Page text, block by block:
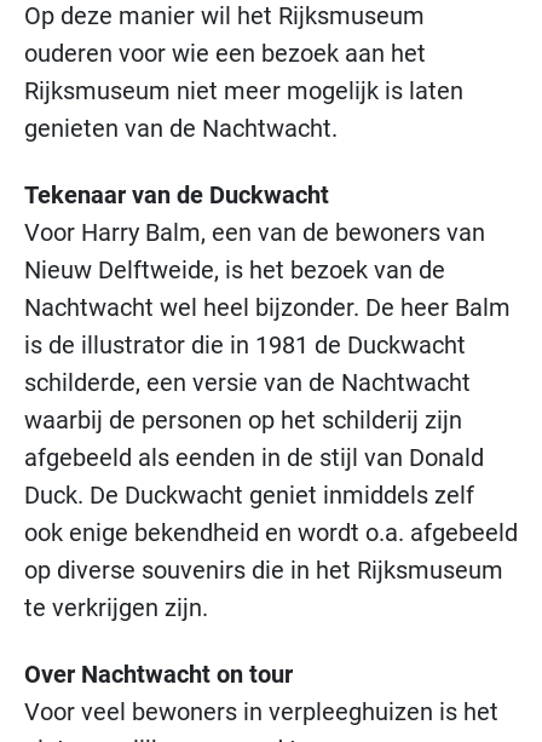
Op deze manier wil het Rijksmuseum
ouderen voor wie een bezoek aan het
Rijksmuseum niet meer mogelijk is laten
genieten van de Nachtwacht.
Tekenaar van de Duckwacht
Voor Harry Balm, een van de bewoners van
Nieuw Delftweide, is het bezoek van de
Nachtwacht wel heel bijzonder. De heer Balm
is de illustrator die in 1981 de Duckwacht
schilderde, een versie van de Nachtwacht
waarbij de personen op het schilderij zijn
afgebeeld als eenden in de stijl van Donald
Duck. De Duckwacht geniet inmiddels zelf
ook enige bekendheid en wordt o.a. afgebeeld
op diverse souvenirs die in het Rijksmuseum
te verkrijgen zijn.
Over Nachtwacht on tour
Voor veel bewoners in verpleeghuizen is het